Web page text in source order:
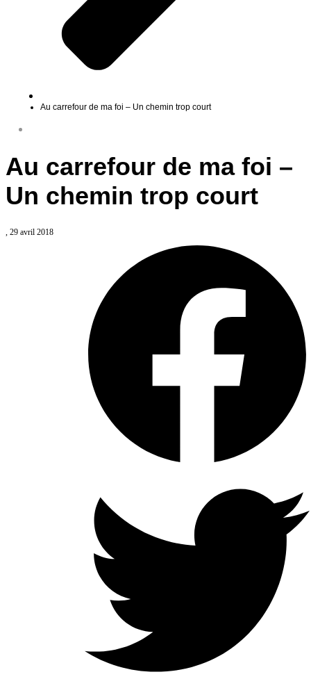
Au carrefour de ma foi – Un chemin trop court
Au carrefour de ma foi –
Un chemin trop court
, 29 avril 2018